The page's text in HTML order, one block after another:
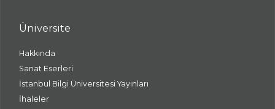
Üniversite
Hakkında
Sanat Eserleri
İstanbul Bilgi Üniversitesi Yayınları
İhaleler